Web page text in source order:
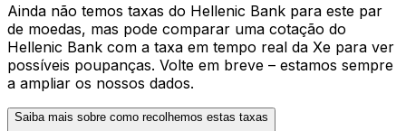
Ainda não temos taxas do Hellenic Bank para este par
de moedas, mas pode comparar uma cotação do
Hellenic Bank com a taxa em tempo real da Xe para ver
possíveis poupanças. Volte em breve – estamos sempre
a ampliar os nossos dados.
Saiba mais sobre como recolhemos estas taxas